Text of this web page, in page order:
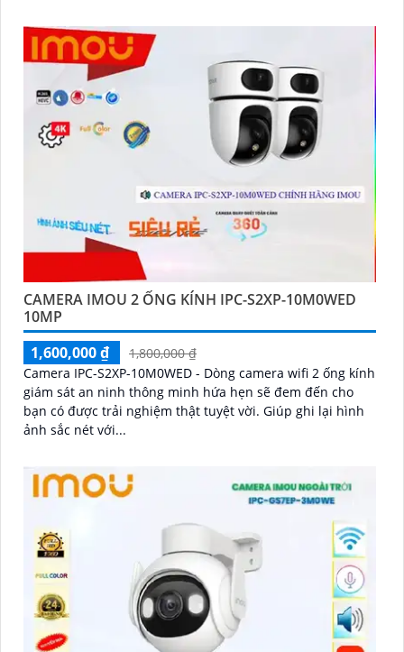
CAMERA IMOU 2 ỐNG KÍNH IPC-S2XP-10M0WED
10MP
1,600,000 ₫
1,800,000 ₫
Camera IPC-S2XP-10M0WED - Dòng camera wifi 2 ống kính
giám sát an ninh thông minh hứa hẹn sẽ đem đến cho
bạn có được trải nghiệm thật tuyệt vời. Giúp ghi lại hình
ảnh sắc nét với...